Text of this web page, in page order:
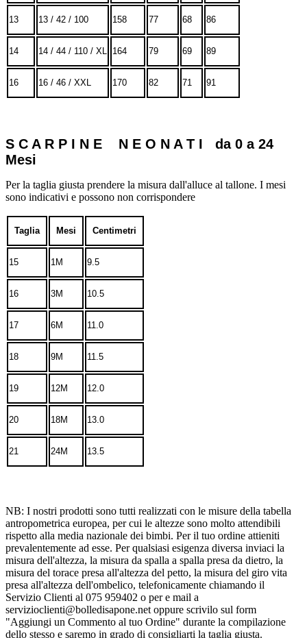
13 13 / 42 / 100 158 77 68 86
14 14 / 44 / 110 / XL 164 79 69 89
16 16 / 46 / XXL 170 82 71 91
S C A R P I N E N E O N A T I da 0 a 24
Mesi
Per la taglia giusta prendere la misura dall'alluce al tallone. I mesi
sono indicativi e possono non corrispondere
Taglia Mesi Centimetri
15 1M 9.5
16 3M 10.5
17 6M 11.0
18 9M 11.5
19 12M 12.0
20 18M 13.0
21 24M 13.5
NB: I nostri prodotti sono tutti realizzati con le misure della tabella
antropometrica europea, per cui le altezze sono molto attendibili
rispetto alla media nazionale dei bimbi. Per il tuo ordine attieniti
prevalentemente ad esse. Per qualsiasi esigenza diversa inviaci la
misura dell'altezza, la misura da spalla a spalla presa da dietro, la
misura del torace presa all'altezza del petto, la misura del giro vita
presa all'altezza dell'ombelico, telefonicamente chiamando il
Servizio Clienti al 075 959402 o per e mail a
servizioclienti@bolledisapone.net oppure scrivilo sul form
"Aggiungi un Commento al tuo Ordine" durante la compilazione
dello stesso e saremo in grado di consigliarti la taglia giusta.